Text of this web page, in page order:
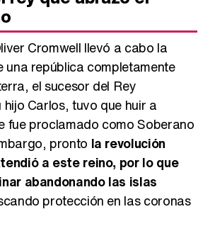
Cromwell llevó a cabo la
una república completamente
el sucesor del Rey
Carlos, tuvo que huir a
fue proclamado como Soberano
pronto la revolución
a este reino, por lo que
abandonando las islas
protección en las coronas